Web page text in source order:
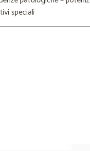
speciali